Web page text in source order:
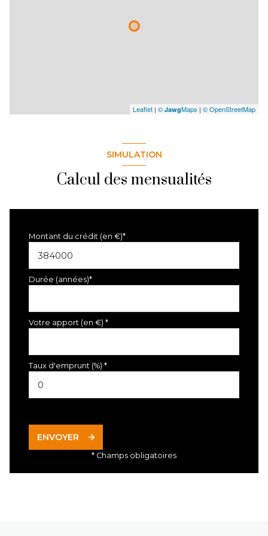
Leaflet | © JawgMaps | © OpenStreetMap
SIMULATION
Calcul des mensualités
Montant du crédit (en €)*
Durée (années)*
Votre apport (en €) *
Taux d'emprunt (%) *
ENVOYER
* Champs obligatoires